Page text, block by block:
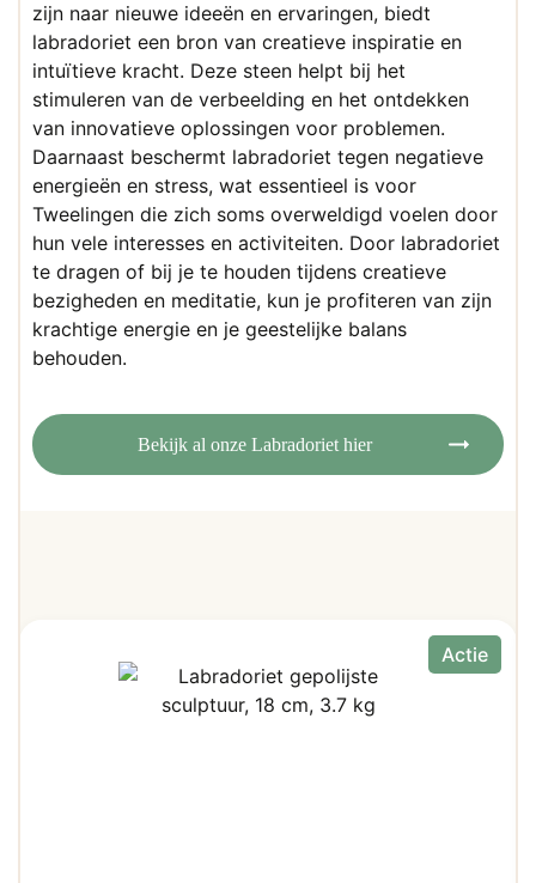
zijn naar nieuwe ideeën en ervaringen, biedt
labradoriet een bron van creatieve inspiratie en
intuïtieve kracht. Deze steen helpt bij het
stimuleren van de verbeelding en het ontdekken
van innovatieve oplossingen voor problemen.
Daarnaast beschermt labradoriet tegen negatieve
energieën en stress, wat essentieel is voor
Tweelingen die zich soms overweldigd voelen door
hun vele interesses en activiteiten. Door labradoriet
te dragen of bij je te houden tijdens creatieve
bezigheden en meditatie, kun je profiteren van zijn
krachtige energie en je geestelijke balans
behouden.
Bekijk al onze Labradoriet hier
Actie